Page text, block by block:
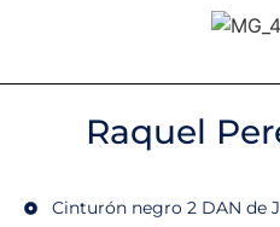
Raquel
Cinturón negro 2 DAN de